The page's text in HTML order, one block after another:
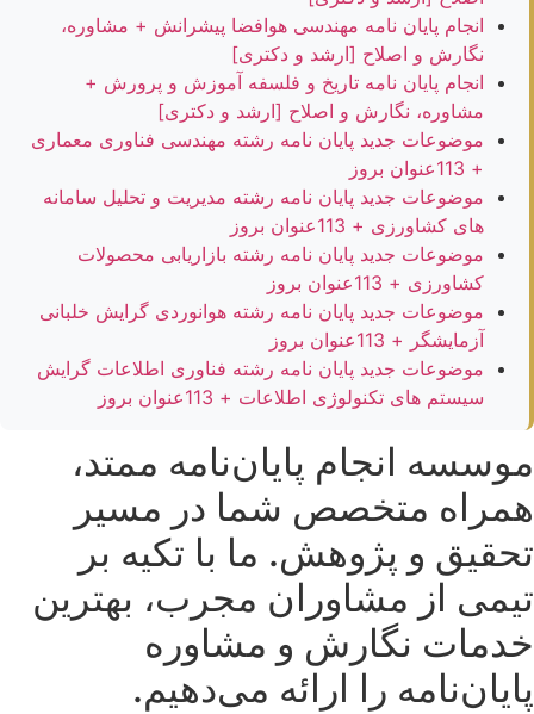
انجام پایان نامه مهندسی هوافضا پیشرانش + مشاوره،
نگارش و اصلاح [ارشد و دکتری]
انجام پایان نامه تاریخ و فلسفه آموزش و پرورش +
مشاوره، نگارش و اصلاح [ارشد و دکتری]
موضوعات جدید پایان نامه رشته مهندسی فناوری معماری
+ 113عنوان بروز
موضوعات جدید پایان نامه رشته مدیریت و تحلیل سامانه
های کشاورزی + 113عنوان بروز
موضوعات جدید پایان نامه رشته بازاریابی محصولات
کشاورزی + 113عنوان بروز
موضوعات جدید پایان نامه رشته هوانوردی گرایش خلبانی
آزمایشگر + 113عنوان بروز
موضوعات جدید پایان نامه رشته فناوری اطلاعات گرایش
سیستم های تکنولوژی اطلاعات + 113عنوان بروز
موسسه انجام پایان‌نامه ممتد،
همراه متخصص شما در مسیر
تحقیق و پژوهش. ما با تکیه بر
تیمی از مشاوران مجرب، بهترین
خدمات نگارش و مشاوره
پایان‌نامه را ارائه می‌دهیم.